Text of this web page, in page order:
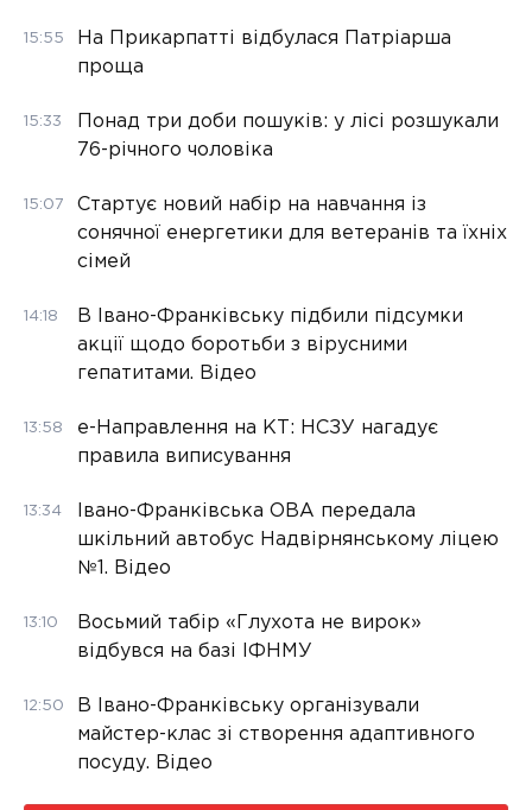
15:55
На Прикарпатті відбулася Патріарша
проща
15:33
Понад три доби пошуків: у лісі розшукали
76-річного чоловіка
15:07
Стартує новий набір на навчання із
сонячної енергетики для ветеранів та їхніх
сімей
14:18
В Івано-Франківську підбили підсумки
акції щодо боротьби з вірусними
гепатитами. Відео
13:58
е-Направлення на КТ: НСЗУ нагадує
правила виписування
13:34
Івано-Франківська ОВА передала
шкільний автобус Надвірнянському ліцею
№1. Відео
13:10
Восьмий табір «Глухота не вирок»
відбувся на базі ІФНМУ
12:50
В Івано-Франківську організували
майстер-клас зі створення адаптивного
посуду. Відео